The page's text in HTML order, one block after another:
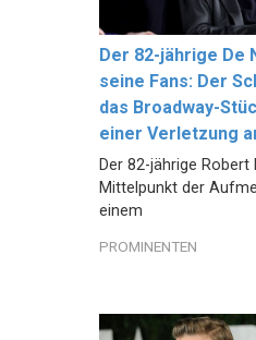
Der 82-jährige De
seine Fans: Der
das Broadway-
einer Verletzung
Der 82-jährige
Mittelpunkt der
einem
PROMINENTEN